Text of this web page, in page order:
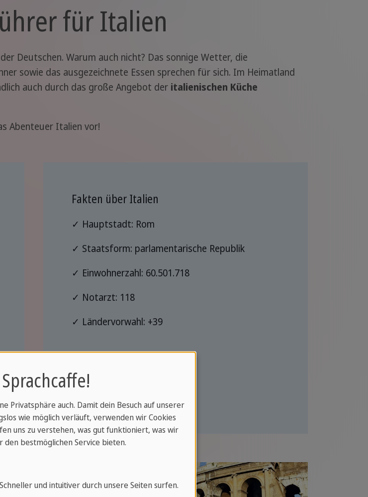
für Italien
der Deutschen. Warum auch nicht? Das sonnige Wetter, die
sowie das ausgezeichnete Essen sprechen für sich. Im Heimatland
auch durch das große Angebot der italienischen Küche
Abenteuer Italien vor!
Fakten über Italien
✓ Hauptstadt: Rom
✓ Staatsform: parlamentarische Republik
✓ Einwohnerzahl: 60.501.718
✓ Notarzt: 118
✓ Ländervorwahl: +39
Privatsphäre auch. Damit dein Besuch auf unserer
wie möglich verläuft, verwenden wir Cookies
uns zu verstehen, was gut funktioniert, was wir
bestmöglichen Service bieten.
und intuitiver durch unsere Seiten surfen.